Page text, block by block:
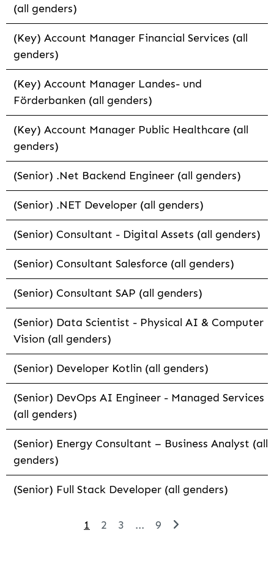
(all genders)
(Key) Account Manager Financial Services (all
genders)
(Key) Account Manager Landes- und
Förderbanken (all genders)
(Key) Account Manager Public Healthcare (all
genders)
(Senior) .Net Backend Engineer (all genders)
(Senior) .NET Developer (all genders)
(Senior) Consultant - Digital Assets (all genders)
(Senior) Consultant Salesforce (all genders)
(Senior) Consultant SAP (all genders)
(Senior) Data Scientist - Physical AI & Computer
Vision (all genders)
(Senior) Developer Kotlin (all genders)
(Senior) DevOps AI Engineer - Managed Services
(all genders)
(Senior) Energy Consultant – Business Analyst (all
genders)
(Senior) Full Stack Developer (all genders)
1 2 3 ... 9